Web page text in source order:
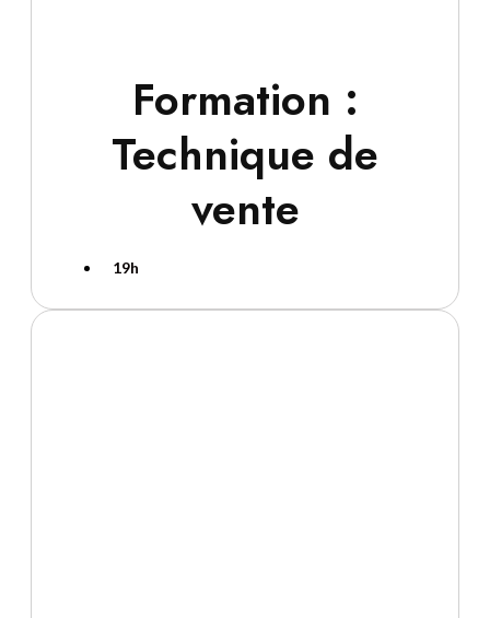
Formation :
Technique de
vente
19h